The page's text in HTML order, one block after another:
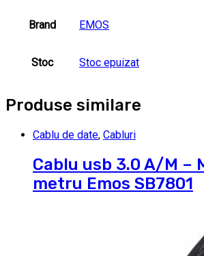
Brand EMOS
Stoc Stoc epuizat
Produse similare
Cablu de date, Cabluri
Cablu usb 3.0 A/M –
metru Emos SB7801